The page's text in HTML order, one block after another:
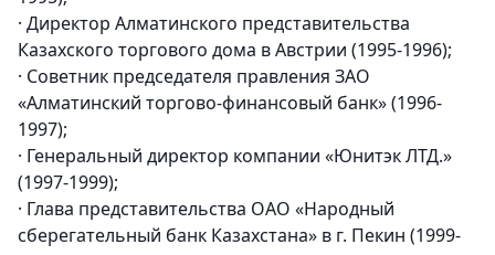
· Директор Алматинского представительства
Казахского торгового дома в Австрии (1995-1996);
· Советник председателя правления ЗАО
«Алматинский торгово-финансовый банк» (1996-
1997);
· Генеральный директор компании «Юнитэк ЛТД.»
(1997-1999);
· Глава представительства ОАО «Народный
сберегательный банк Казахстана» в г. Пекин (1999-